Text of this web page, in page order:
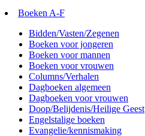
Boeken A-F
Bidden/Vasten/Zegenen
Boeken voor jongeren
Boeken voor mannen
Boeken voor vrouwen
Columns/Verhalen
Dagboeken algemeen
Dagboeken voor vrouwen
Doop/Belijdenis/Heilige Geest
Engelstalige boeken
Evangelie/kennismaking